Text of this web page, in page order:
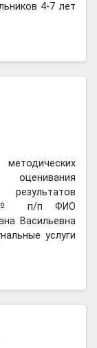
4-7 лет
результатов
№ п/п ФИО
Васильевна
услуги